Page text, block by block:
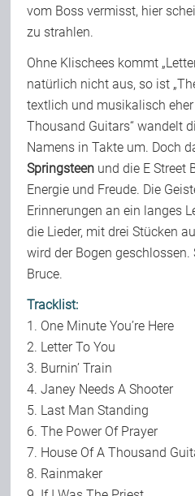
vom Boss vermisst, hier
zu strahlen.
Ohne Klischees kommt
natürlich nicht aus, so ist
textlich und musikalisch eher
Thousand Guitars“ wandelt
Namens in Takte um. Doch
Springsteen und die E Street
Energie und Freude. Die
Erinnerungen an ein langes
die Lieder, mit drei Stücken
wird der Bogen
Bruce.
Tracklist:
1. One Minute You’re Here
2. Letter To You
3. Burnin’ Train
4. Janey Needs A Shooter
5. Last Man Standing
6. The Power Of Prayer
7. House Of A Thousand
8. Rainmaker